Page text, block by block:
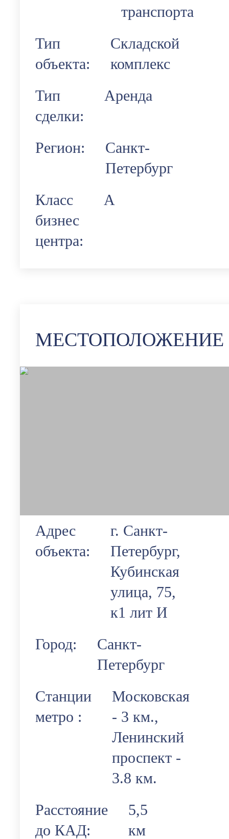
транспорта
Тип
объекта:
Складской
комплекс
Тип
сделки:
Аренда
Регион:
Санкт-
Петербург
Класс
бизнес
центра:
А
МЕСТОПОЛОЖЕНИЕ
Адрес
объекта:
г. Санкт-
Петербург,
Кубинская
улица, 75,
к1 лит И
Город:
Санкт-
Петербург
Станции
метро :
Московская
- 3 км.,
Ленинский
проспект -
3.8 км.
Расстояние
до КАД:
5,5
км